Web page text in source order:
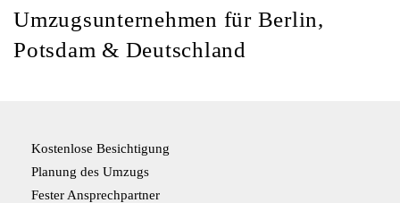
Umzugsunternehmen für Berlin,
Potsdam & Deutschland
Kostenlose Besichtigung
Planung des Umzugs
Fester Ansprechpartner